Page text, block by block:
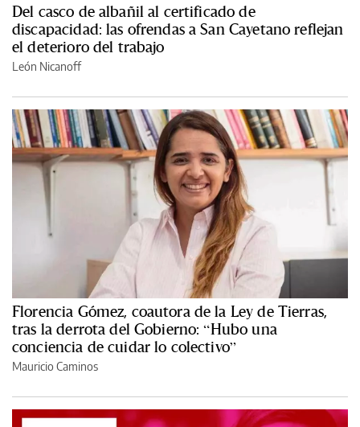
Del casco de albañil al certificado de
discapacidad: las ofrendas a San Cayetano reflejan
el deterioro del trabajo
León Nicanoff
Florencia Gómez, coautora de la Ley de Tierras,
tras la derrota del Gobierno: “Hubo una
conciencia de cuidar lo colectivo”
Mauricio Caminos